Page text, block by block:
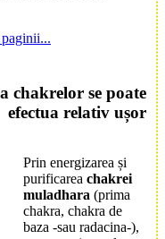
chakrelor se poate
efectua relativ ușor
Prin energizarea și
purificarea chakrei
muladhara (prima
chakra, chakra de
baza -sau radacina-),